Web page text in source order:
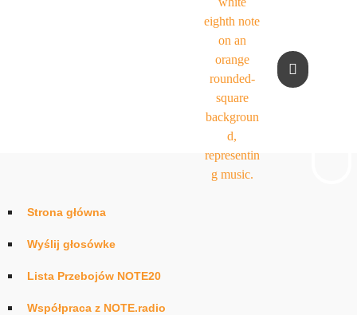
Strona główna
Wyślij głosówke
Lista Przebojów NOTE20
Współpraca z NOTE.radio